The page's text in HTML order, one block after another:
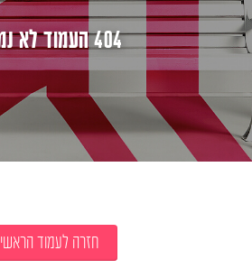
404 העמוד לא נמצא
חזרה לעמוד הראשי